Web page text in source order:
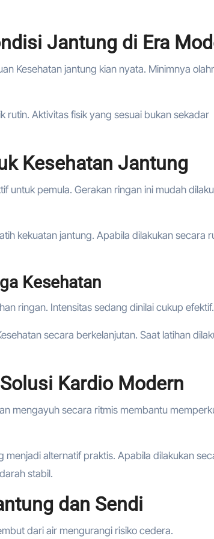
Jantung di Era
Kesehatan jantung kian nyata. Minimnya
rutin. Aktivitas fisik yang sesuai bukan sekadar
Kesehatan Jantung
untuk pemula. Gerakan ringan ini mudah
kekuatan jantung. Apabila dilakukan secara
Kesehatan
ringan. Intensitas sedang dinilai cukup efektif.
secara berkelanjutan. Saat latihan
Kardio Modern
mengayuh secara ritmis membantu
alternatif praktis. Apabila dilakukan
stabil.
dan Sendi
dari air mengurangi risiko cedera.